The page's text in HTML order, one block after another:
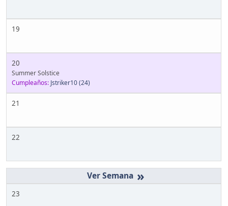
19
20
Summer Solstice
Cumpleaños: Jstriker10(24)
21
22
»
23